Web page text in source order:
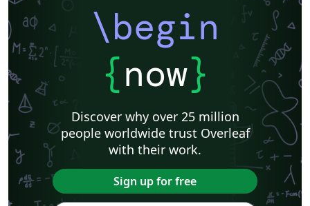
\begin
{now}
Discover why over 25 million
people worldwide trust Overleaf
with their work.
Sign up for free